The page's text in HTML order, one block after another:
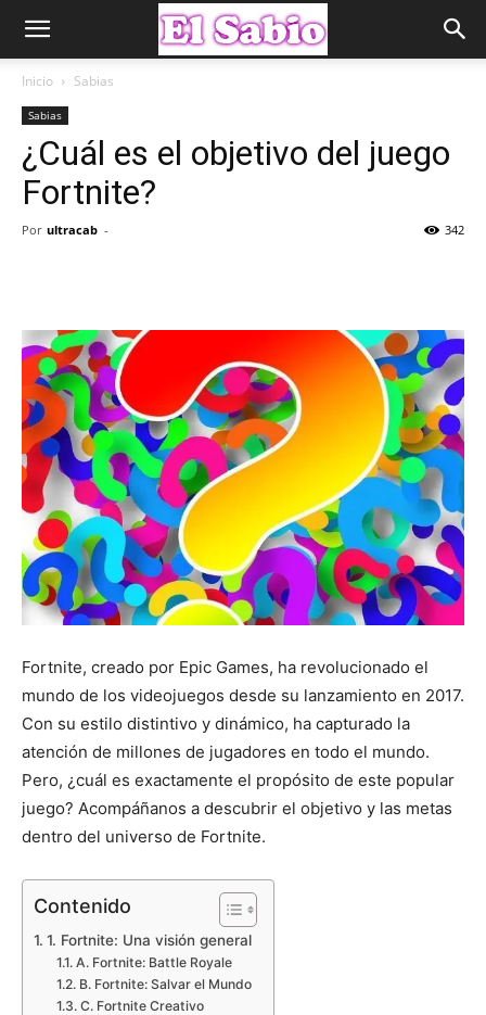
Inicio Sabias
Sabias
¿Cuál es el objetivo del juego
Fortnite?
Por ultracab - 342
Fortnite, creado por Epic Games, ha revolucionado el
mundo de los videojuegos desde su lanzamiento en 2017.
Con su estilo distintivo y dinámico, ha capturado la
atención de millones de jugadores en todo el mundo.
Pero, ¿cuál es exactamente el propósito de este popular
juego? Acompáñanos a descubrir el objetivo y las metas
dentro del universo de Fortnite.
Contenido
1. Fortnite: Una visión general
A. Fortnite: Battle Royale
B. Fortnite: Salvar el Mundo
C. Fortnite Creativo